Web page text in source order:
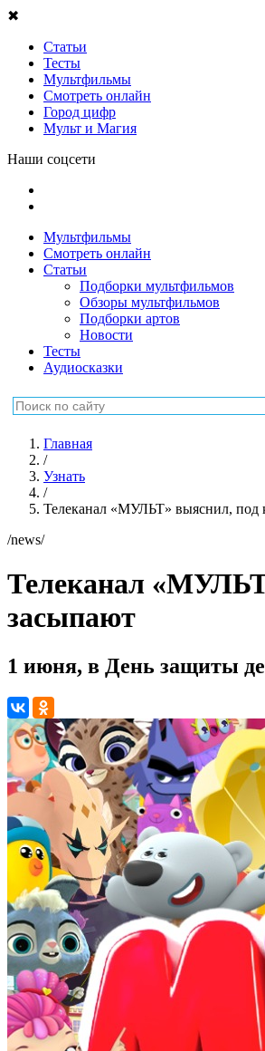
✖
Статьи
Тесты
Мультфильмы
Смотреть онлайн
Город цифр
Мульт и Магия
Наши соцсети
Мультфильмы
Смотреть онлайн
Статьи
Подборки мультфильмов
Обзоры мультфильмов
Подборки артов
Новости
Тесты
Аудиосказки
Главная
/
Узнать
/
Телеканал «МУЛЬТ» выяснил, под
/news/
Телеканал
засыпают
1 июня, в День защиты